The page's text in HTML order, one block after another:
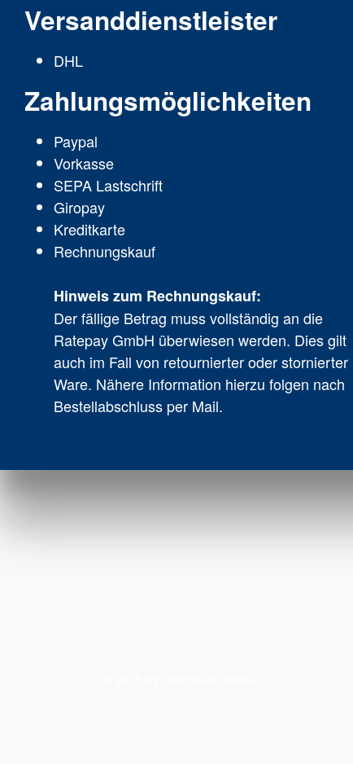
Versanddienstleister
DHL
Zahlungsmöglichkeiten
Paypal
Vorkasse
SEPA Lastschrift
Giropay
Kreditkarte
Rechnungskauf
Hinweis zum Rechnungskauf:
Der fällige Betrag muss vollständig an die
Ratepay GmbH überwiesen werden. Dies gilt
auch im Fall von retournierter oder stornierter
Ware. Nähere Information hierzu folgen nach
Bestellabschluss per Mail.